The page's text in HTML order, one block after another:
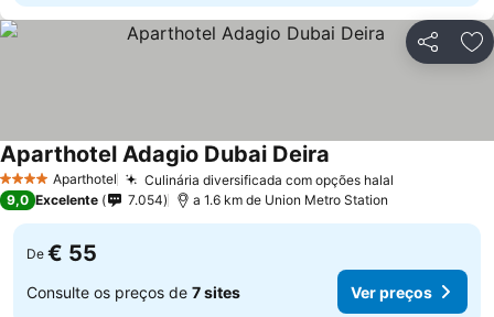
Partilhar
4 EstrelasAparthotel Culinária diversificada com opções halal
Aparthotel Adagio Dubai Deira
9,0 Excelente 7.054 a 1.6 km de Union Metro Station
De € 55
Consulte os preços de 7 sites Ver preços